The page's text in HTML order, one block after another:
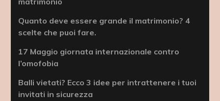
Quanto deve essere grande il matrimonio? 4
scelte che puoi fare.
17 Maggio giornata internazionale contro
l’omofobia
Balli vietati? Ecco 3 idee per intrattenere i tuoi
invitati in sicurezza